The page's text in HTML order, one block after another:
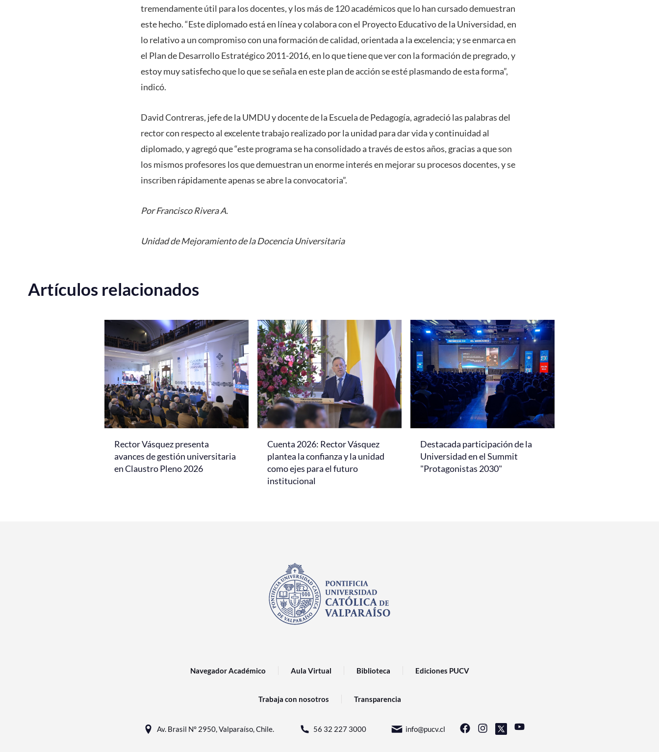
tremendamente útil para los docentes, y los más de 120 académicos que lo han cursado demuestran
este hecho. “Este diplomado está en línea y colabora con el Proyecto Educativo de la Universidad, en
lo relativo a un compromiso con una formación de calidad, orientada a la excelencia; y se enmarca en
el Plan de Desarrollo Estratégico 2011-2016, en lo que tiene que ver con la formación de pregrado, y
estoy muy satisfecho que lo que se señala en este plan de acción se esté plasmando de esta forma”,
indicó.
David Contreras, jefe de la UMDU y docente de la Escuela de Pedagogía, agradeció las palabras del
rector con respecto al excelente trabajo realizado por la unidad para dar vida y continuidad al
diplomado, y agregó que “este programa se ha consolidado a través de estos años, gracias a que son
los mismos profesores los que demuestran un enorme interés en mejorar su procesos docentes, y se
inscriben rápidamente apenas se abre la convocatoria”.
Por Francisco Rivera A.
Unidad de Mejoramiento de la Docencia Universitaria
Artículos relacionados
Rector Vásquez presenta
avances de gestión universitaria
en Claustro Pleno 2026
Cuenta 2026: Rector Vásquez
plantea la confianza y la unidad
como ejes para el futuro
institucional
Destacada participación de la
Universidad en el Summit
"Protagonistas 2030"
Navegador Académico Aula Virtual Biblioteca Ediciones PUCV
Trabaja con nosotros Transparencia
Av. Brasil N° 2950, Valparaíso, Chile. 56 32 227 3000 info@pucv.cl